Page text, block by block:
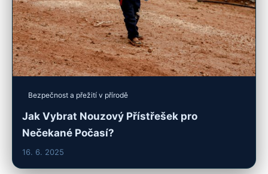
Bezpečnost a přežití v přírodě
Jak Vybrat Nouzový Přístřešek pro
Nečekané Počasí?
16. 6. 2025